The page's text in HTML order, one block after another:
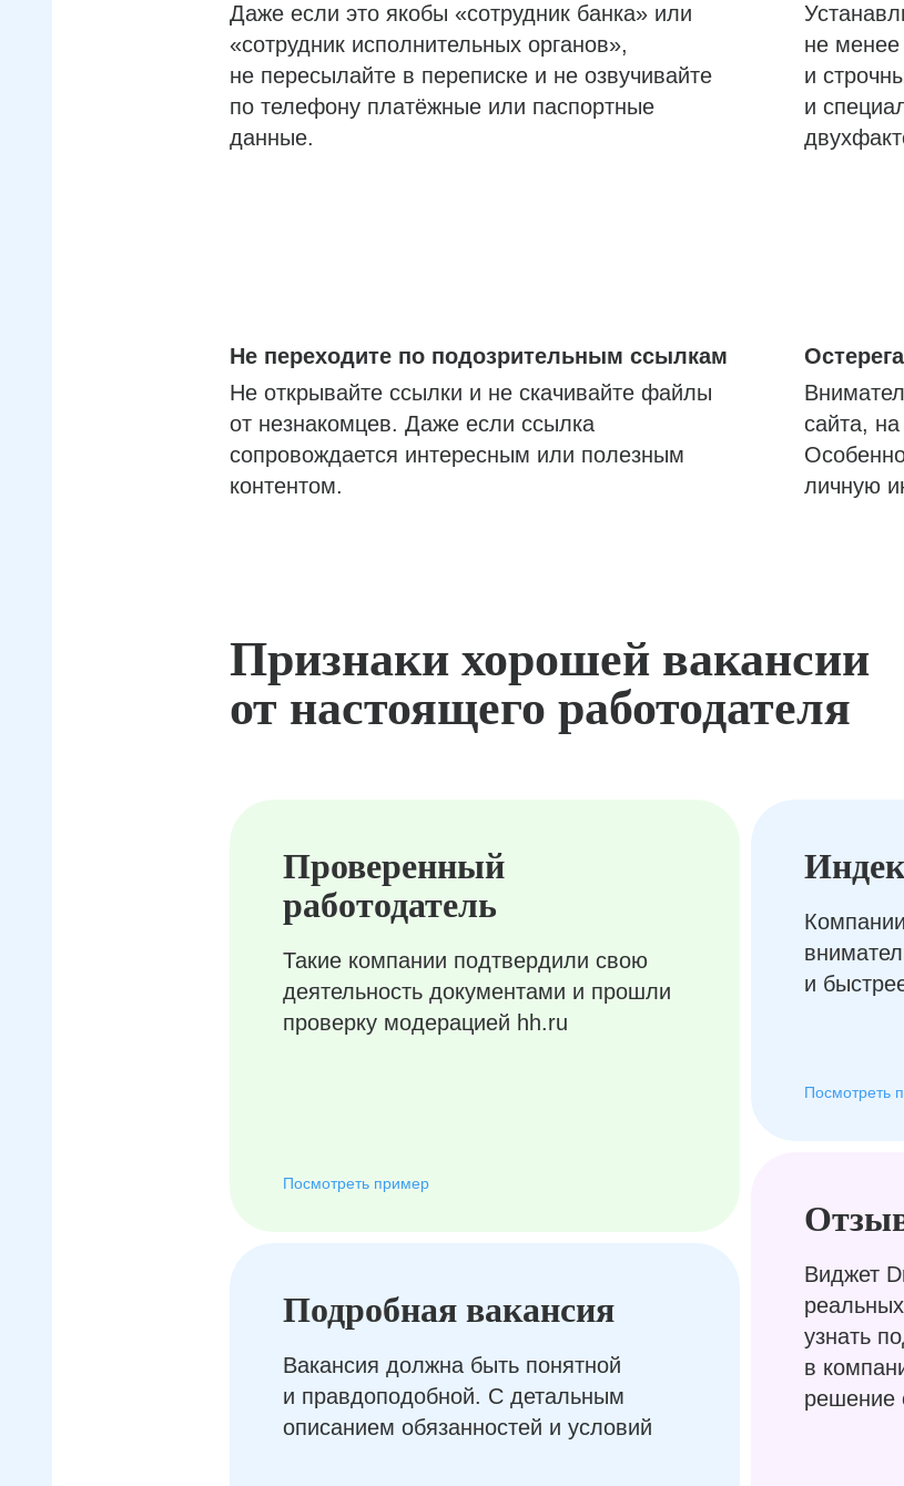
Даже если это якобы «сотрудник банка» или
«сотрудник исполнительных органов»,
не пересылайте в переписке и не озвучивайте
по телефону платёжные или паспортные
данные.
не
и
и
Не переходите по подозрительным ссылкам
Не открывайте ссылки и не скачивайте файлы
от незнакомцев. Даже если ссылка
сопровождается интересным или полезным
контентом.
сайта,
личную
Признаки хорошей вакансии
от настоящего работодателя
Проверенный
работодатель
Такие компании подтвердили свою
деятельность документами и прошли
проверку модерацией hh.ru
Посмотреть пример
Подробная вакансия
Вакансия должна быть понятной
и правдоподобной. С детальным
описанием обязанностей и условий
Виджет
узнать
в
решение
и
Посмотреть